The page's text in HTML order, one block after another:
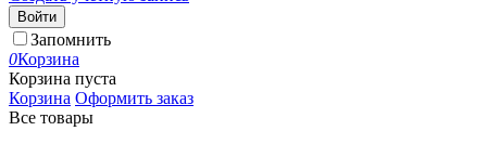
Войти
Запомнить
0Корзина
Корзина пуста
Корзина Оформить заказ
Все товары